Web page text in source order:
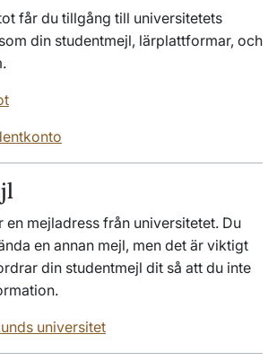
får du tillgång till universitetets
din studentmejl, lärplattformar, och
en mejladress från universitetet. Du
en annan mejl, men det är viktigt
din studentmejl dit så att du inte
universitet